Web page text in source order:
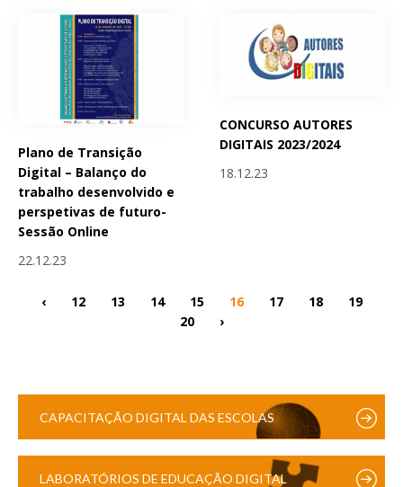
Plano de Transição
Digital – Balanço do
trabalho desenvolvido e
perspetivas de futuro-
Sessão Online
22.12.23
CONCURSO AUTORES
DIGITAIS 2023/2024
18.12.23
‹ 12 13 14 15 16 17 18
19
20
›
CAPACITAÇÃO DIGITAL DAS ESCOLAS
LABORATÓRIOS DE EDUCAÇÃO DIGITAL